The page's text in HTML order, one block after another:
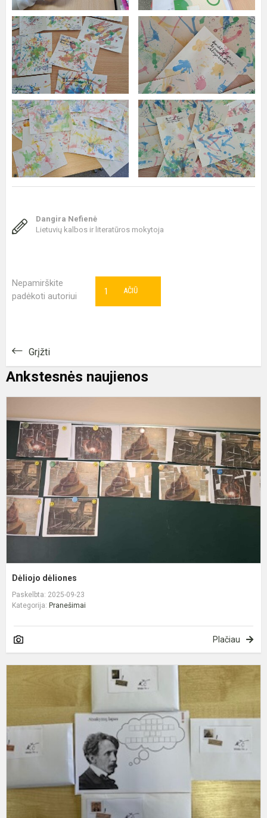
Dangira Nefienė
Lietuvių kalbos ir literatūros mokytoja
Nepamirškite
padėkoti autoriui
AČIŪ
1
Grįžti
Ankstesnės naujienos
Dėliojo dėliones
Paskelbta: 2025-09-23
Kategorija: Pranešimai
Plačiau